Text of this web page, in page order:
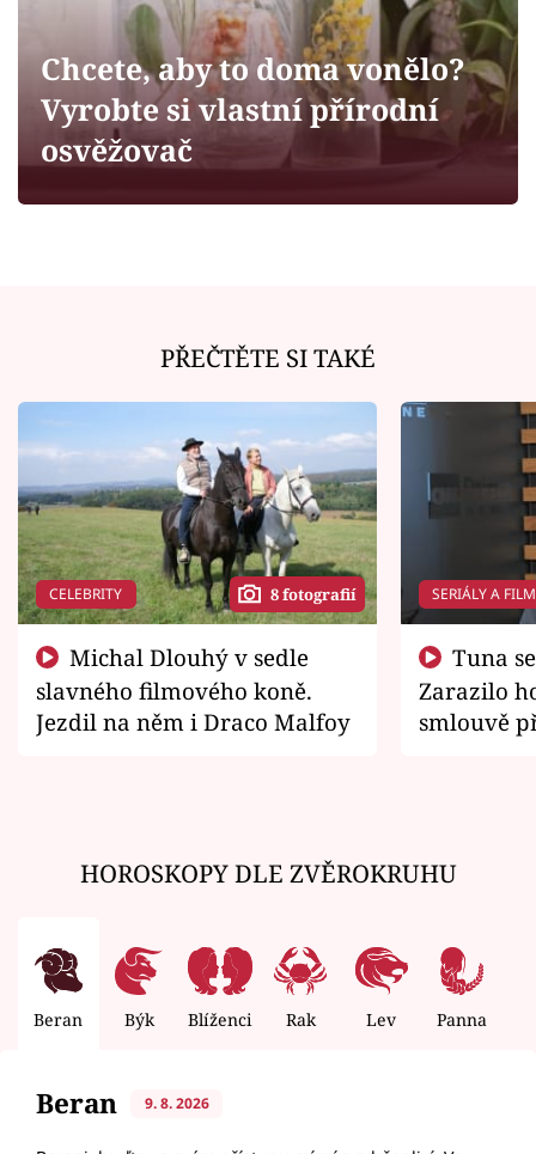
Sledujte prima+
Filmový festival Karlovy Vary
Sledujte nás
Chcete, aby to doma vonělo?
Vyrobte si vlastní přírodní
osvěžovač
PŘEČTĚTE SI TAKÉ
CELEBRITY 8 fotografií
slavného filmového koně.
Jezdil na něm i Draco Malfoy
SERIÁLY A
Zarazilo
smlouvě
HOROSKOPY DLE ZVĚROKRUHU
Beran Býk Blíženci Rak Lev Panna
Beran 9. 8. 2026